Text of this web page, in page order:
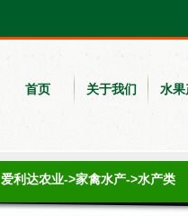
首页 关于我们 水果
爱利达农业->家禽水产->水产类